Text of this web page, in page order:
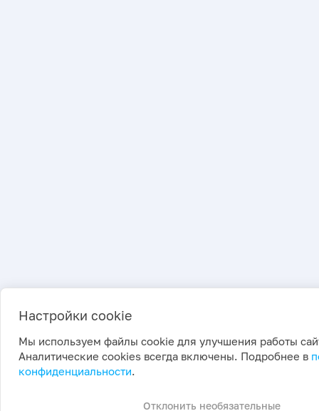
Настройки cookie
Мы используем файлы cookie для улучшения работы
Аналитические cookies всегда включены. Подробнее в
конфиденциальности.
Отклонить необязательные